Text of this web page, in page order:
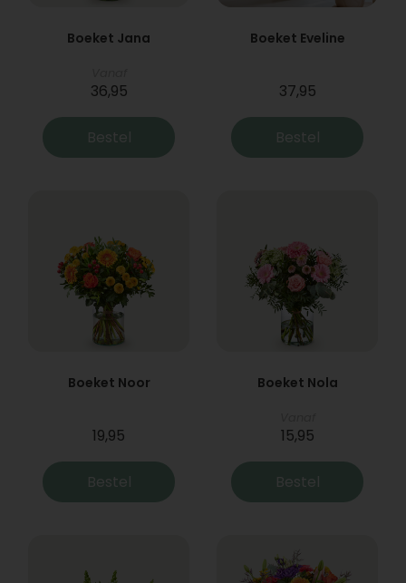
Boeket Jana
36,95
Bestel
Boeket Eveline
37,95
Bestel
Boeket Noor
19,95
Bestel
Boeket Nola
15,95
Bestel